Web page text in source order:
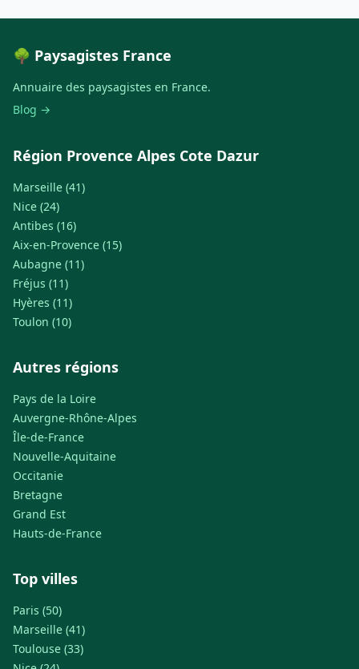
🌳 Paysagistes France
Annuaire des paysagistes en France.
Blog →
Région Provence Alpes Cote Dazur
Marseille (41)
Nice (24)
Antibes (16)
Aix-en-Provence (15)
Aubagne (11)
Fréjus (11)
Hyères (11)
Toulon (10)
Autres régions
Pays de la Loire
Auvergne-Rhône-Alpes
Île-de-France
Nouvelle-Aquitaine
Occitanie
Bretagne
Grand Est
Hauts-de-France
Top villes
Paris (50)
Marseille (41)
Toulouse (33)